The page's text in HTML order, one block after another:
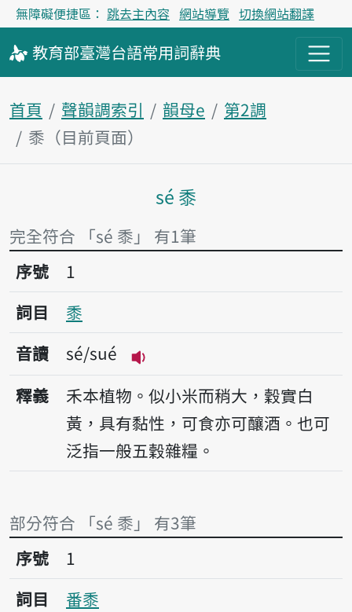
無障礙便捷區： 跳去主內容 網站導覽 切換網站翻譯
教育部臺灣台語常用詞辭典
首頁 聲韻調索引 韻母e
第2調
黍（目前頁面）
主內容區塊
sé 黍
完全符合 「sé 黍」 有1筆
序號1黍
序號
1
詞目
黍
音讀
sé/sué
播放音讀sé/sué
釋義
禾本植物。似小米而稍大，穀實白
黃，具有黏性，可食亦可釀酒。也可
泛指一般五穀雜糧。
部分符合 「sé 黍」 有3筆
序號1番黍
序號
1
詞目
番黍